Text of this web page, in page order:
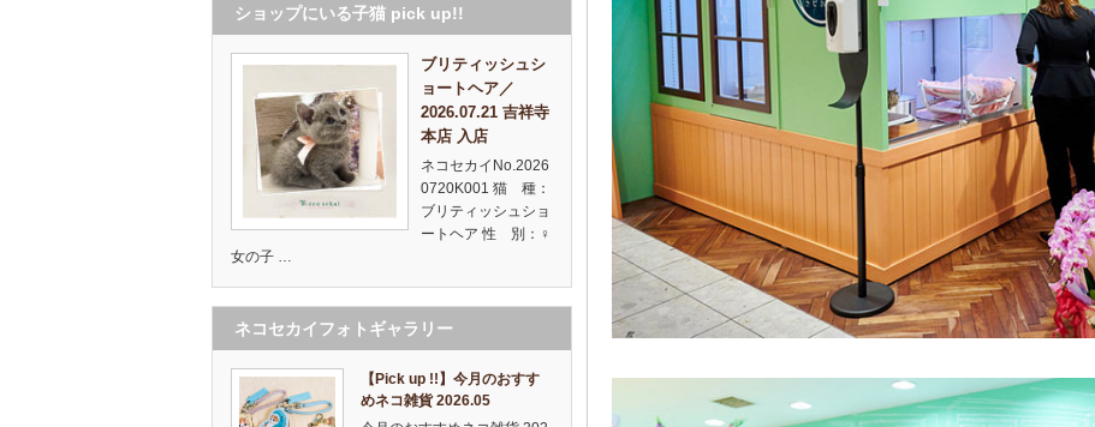
ショップにいる子猫 pick up!!
ブリティッシュシ
ョートヘア／
2026.07.21 吉祥寺
本店 入店
ネコセカイNo.2026
0720K001 猫 種：
ブリティッシュショ
ートヘア 性 別：♀
女の子 …
ネコセカイフォトギャラリー
【Pick up !!】今月のおすす
めネコ雑貨 2026.05